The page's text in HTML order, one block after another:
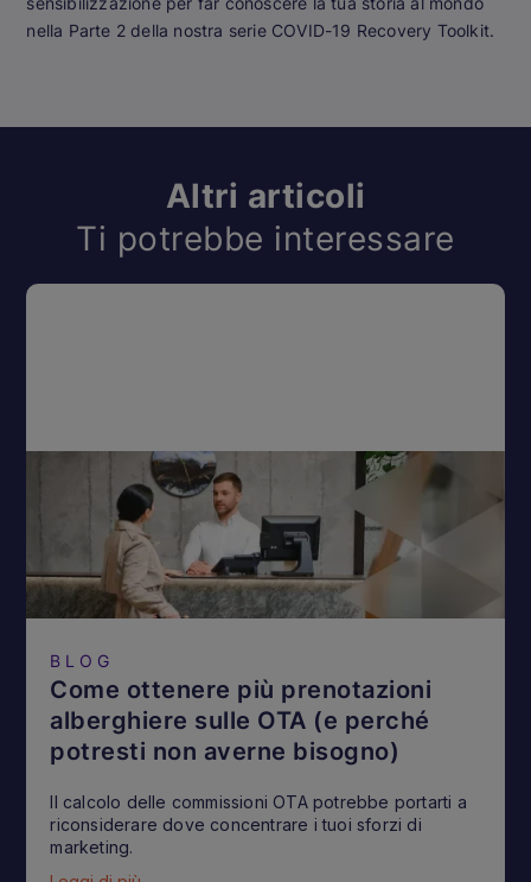
nella Parte 2 della nostra serie COVID-19 Recovery Toolkit.
Altri articoli
Ti potrebbe interessare
BLOG
Come ottenere più prenotazioni
alberghiere sulle OTA (e perché
potresti non averne bisogno)
Il calcolo delle commissioni OTA potrebbe portarti a
riconsiderare dove concentrare i tuoi sforzi di
marketing.